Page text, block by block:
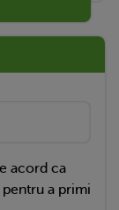
acord ca
a primi